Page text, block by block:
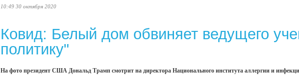
10:49 30 октября 2020
Ковид: Белый дом обвиняет ведущего
политику"
На фото президент США Дональд Трамп смотрит на директора Национального института аллергии и